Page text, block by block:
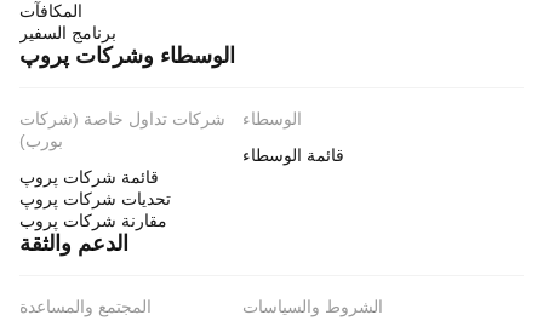
المكافآت
برنامج السفير
الوسطاء وشركات پروپ
شركات تداول خاصة (شركات
بورب)
قائمة شركات پروپ
تحديات شركات پروپ
مقارنة شركات پروب
الوسطاء
قائمة الوسطاء
الدعم والثقة
المجتمع والمساعدة
الشروط والسياسات